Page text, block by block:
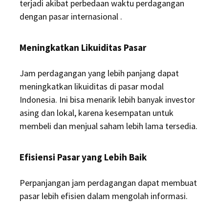
terjadi akibat perbedaan waktu perdagangan
dengan pasar internasional .
Meningkatkan Likuiditas Pasar
Jam perdagangan yang lebih panjang dapat
meningkatkan likuiditas di pasar modal
Indonesia. Ini bisa menarik lebih banyak investor
asing dan lokal, karena kesempatan untuk
membeli dan menjual saham lebih lama tersedia.
Efisiensi Pasar yang Lebih Baik
Perpanjangan jam perdagangan dapat membuat
pasar lebih efisien dalam mengolah informasi.